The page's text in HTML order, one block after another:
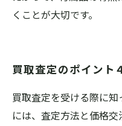
くことが大切です。
買取査定のポイント
買取査定を受ける際に
には、査定方法と価格